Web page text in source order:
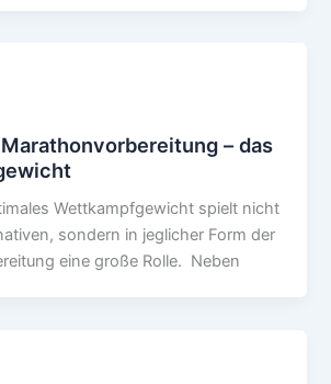
– das
Wettkampfgewicht spielt nicht
sondern in jeglicher Form der
eine große Rolle. Neben